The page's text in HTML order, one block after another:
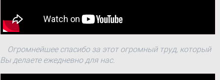
Огромнейшее спасибо за этот огромный труд, который
Вы делаете ежедневно для нас.